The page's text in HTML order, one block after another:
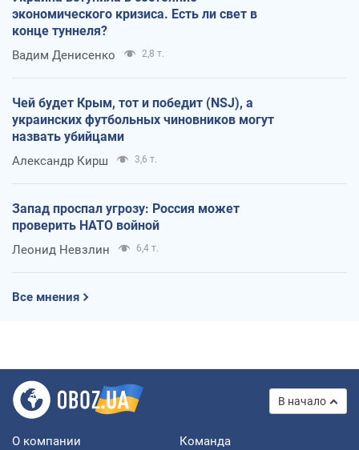
экономического кризиса. Есть ли свет в
конце туннеля?
Вадим Денисенко 2,8 т.
Чей будет Крым, тот и победит (NSJ), а
украинских футбольных чиновников могут
назвать убийцами
Александр Кирш 3,6 т.
Запад проспал угрозу: Россия может
проверить НАТО войной
Леонид Невзлин 6,4 т.
Все мнения
В начало
О компании Команда